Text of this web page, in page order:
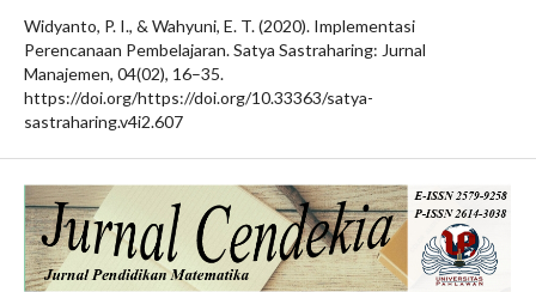
Widyanto, P. I., & Wahyuni, E. T. (2020). Implementasi
Perencanaan Pembelajaran. Satya Sastraharing: Jurnal
Manajemen, 04(02), 16–35.
https://doi.org/https://doi.org/10.33363/satya-
sastraharing.v4i2.607